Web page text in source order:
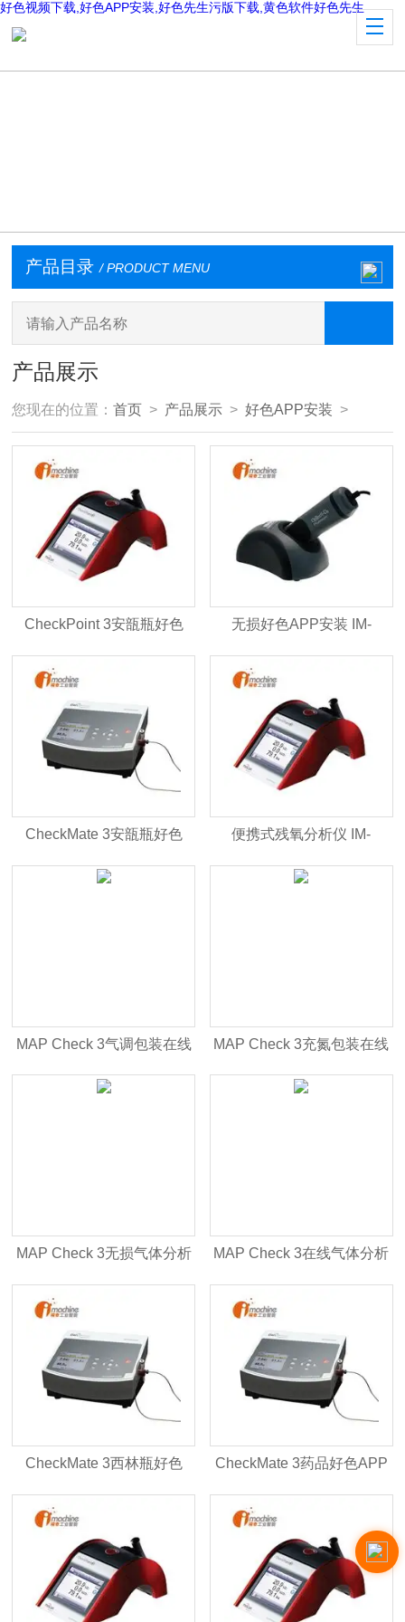
好色视频下载,好色APP安装,好色先生污版下载,黄色软件好色先生
产品目录 / PRODUCT MENU
产品展示
您现在的位置：首页 > 产品展示 >好色APP安装 >
CheckPoint 3安瓿瓶好色
APP安装
无损好色APP安装 IM-
OpTech-O2
CheckMate 3安瓿瓶好色
APP安装
便携式残氧分析仪 IM-
Checkpoint3
MAP Check 3气调包装在线
气体分析仪
MAP Check 3充氮包装在线
气体分析仪
MAP Check 3无损气体分析
仪
MAP Check 3在线气体分析
仪
CheckMate 3西林瓶好色
APP安装
CheckMate 3药品好色APP
安装